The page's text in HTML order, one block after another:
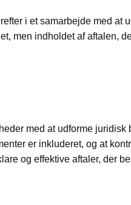
i et samarbejde med at
men indholdet af aftalen,
med at udforme
er inkluderet, og at
og effektive aftaler, der